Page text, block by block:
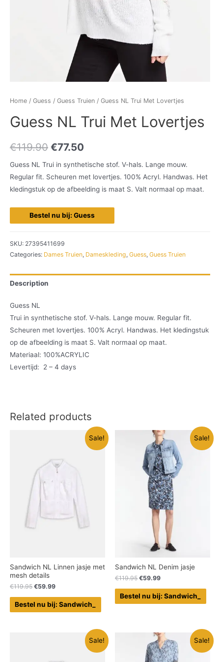
Home / Guess / Guess Truien / Guess NL Trui Met Lovertjes
Guess NL Trui Met Lovertjes
€119.90 €77.50
Guess NL Trui in synthetische stof. V-hals. Lange mouw.
Regular fit. Scheuren met lovertjes. 100% Acryl. Handwas. Het
kledingstuk op de afbeelding is maat S. Valt normaal op maat.
Bestel nu bij: Guess
SKU: 27395411699
Categories: Dames Truien, Dameskleding, Guess, Guess Truien
Description
Guess NL
Trui in synthetische stof. V-hals. Lange mouw. Regular fit.
Scheuren met lovertjes. 100% Acryl. Handwas. Het kledingstuk
op de afbeelding is maat S. Valt normaal op maat.
Materiaal: 100%ACRYLIC
Levertijd: 2 – 4 days
Related products
Sale!
Sandwich NL Linnen jasje met
mesh details
€119.95 €59.99
Bestel nu bij: Sandwich_
Sale!
Sandwich NL Denim jasje
€119.95 €59.99
Bestel nu bij: Sandwich_
Sale! Sale!